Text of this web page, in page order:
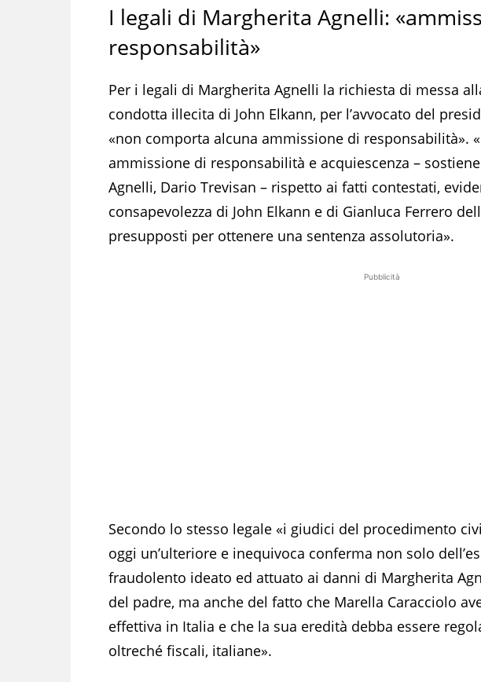
I legali di Margherita Agnelli:
responsabilità»
Per i legali di Margherita Agnelli la richiesta di messa
condotta illecita di John Elkann, per l’avvocato del
«non comporta alcuna ammissione di responsabilità».
ammissione di responsabilità e acquiescenza –
Agnelli, Dario Trevisan – rispetto ai fatti contestati,
consapevolezza di John Elkann e di Gianluca Ferrero
presupposti per ottenere una sentenza assolutoria».
Pubblicità
Secondo lo stesso legale «i giudici del procedimento
oggi un’ulteriore e inequivoca conferma non solo
fraudolento ideato ed attuato ai danni di Margherita
del padre, ma anche del fatto che Marella Caracciolo
effettiva in Italia e che la sua eredità debba essere
oltreché fiscali, italiane».